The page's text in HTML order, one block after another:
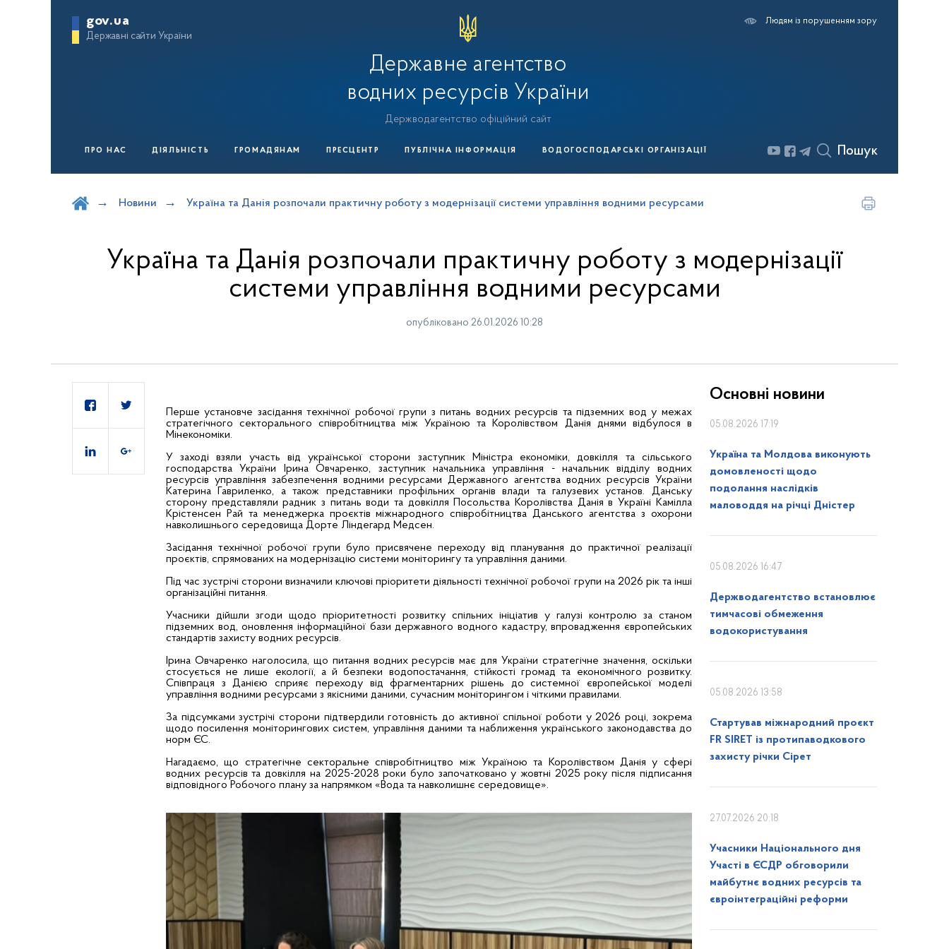
gov.ua
Державні сайти України
Державне агентство
водних ресурсів України
Держводагентство офіційний сайт
Людям із порушенням зору
ПРО НАС ДІЯЛЬНІСТЬ ГРОМАДЯНАМ ПРЕСЦЕНТР ПУБЛІЧНА ІНФОРМАЦІЯ ВОДОГОСПОДАРСЬКІ ОРГАНІЗАЦІЇ Пошук
Новини Україна та Данія розпочали практичну роботу з модернізації системи управління водними ресурсами
Україна та Данія розпочали практичну роботу з модернізації
системи управління водними ресурсами
опубліковано 26.01.2026 10:28
Перше установче засідання технічної робочої групи з питань водних ресурсів та підземних вод у межах
стратегічного секторального співробітництва між Україною та Королівством Данія днями відбулося в
Мінекономіки.
У заході взяли участь від української сторони заступник Міністра економіки, довкілля та сільського
господарства України Ірина Овчаренко, заступник начальника управління - начальник відділу водних
ресурсів управління забезпечення водними ресурсами Державного агентства водних ресурсів України
Катерина Гавриленко, а також представники профільних органів влади та галузевих установ. Данську
сторону представляли радник з питань води та довкілля Посольства Королівства Данія в Україні Камілла
Крістенсен Рай та менеджерка проєктів міжнародного співробітництва Данського агентства з охорони
навколишнього середовища Дорте Ліндегард Медсен.
Засідання технічної робочої групи було присвячене переходу від планування до практичної реалізації
проєктів, спрямованих на модернізацію системи моніторингу та управління даними.
Під час зустрічі сторони визначили ключові пріоритети діяльності технічної робочої групи на 2026 рік та інші
організаційні питання.
Учасники дійшли згоди щодо пріоритетності розвитку спільних ініціатив у галузі контролю за станом
підземних вод, оновлення інформаційної бази державного водного кадастру, впровадження європейських
стандартів захисту водних ресурсів.
Ірина Овчаренко наголосила, що питання водних ресурсів має для України стратегічне значення, оскільки
стосується не лише екології, а й безпеки водопостачання, стійкості громад та економічного розвитку.
Співпраця з Данією сприяє переходу від фрагментарних рішень до системної європейської моделі
управління водними ресурсами з якісними даними, сучасним моніторингом і чіткими правилами.
За підсумками зустрічі сторони підтвердили готовність до активної спільної роботи у 2026 році, зокрема
щодо посилення моніторингових систем, управління даними та наближення українського законодавства до
норм ЄС.
Нагадаємо, що стратегічне секторальне співробітництво між Україною та Королівством Данія у сфері
водних ресурсів та довкілля на 2025-2028 роки було започатковано у жовтні 2025 року після підписання
відповідного Робочого плану за напрямком «Вода та навколишнє середовище».
Основні новини
05.08.2026 17:19
Україна та Молдова виконують
домовленості щодо
подолання наслідків
маловоддя на річці Дністер
05.08.2026 16:47
Держводагентство встановлює
тимчасові обмеження
водокористування
05.08.2026 13:58
Стартував міжнародний проєкт
FR SIRET із протипаводкового
захисту річки Сірет
27.07.2026 20:18
Учасники Національного дня
Участі в ЄСДР обговорили
майбутнє водних ресурсів та
євроінтеграційні реформи